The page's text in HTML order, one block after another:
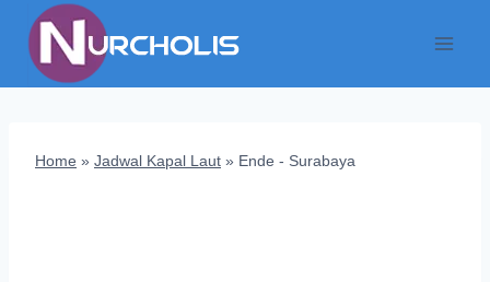
content
Home » Jadwal Kapal Laut » Ende - Surabaya